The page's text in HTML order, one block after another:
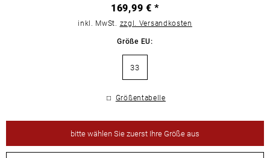
169,99 € *
inkl. MwSt. zzgl. Versandkosten
Größe EU:
33
Größentabelle
bittewählen Sie zuerst Ihre Größe aus